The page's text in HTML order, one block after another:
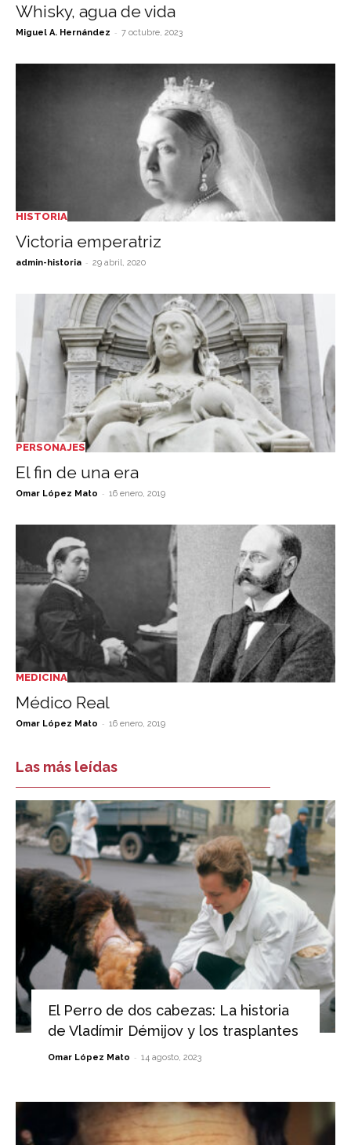
Whisky, agua de vida
Miguel A. Hernández - 7 octubre, 2023
HISTORIA
Victoria emperatriz
admin-historia - 29 abril, 2020
PERSONAJES
El fin de una era
Omar López Mato - 16 enero, 2019
MEDICINA
Médico Real
Omar López Mato - 16 enero, 2019
Las más leídas
El Perro de dos cabezas: La historia
de Vladímir Démijov y los trasplantes
Omar López Mato - 14 agosto, 2023